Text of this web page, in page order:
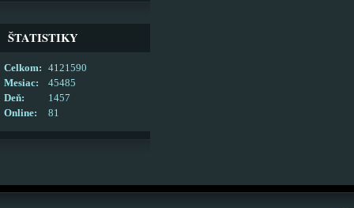
ŠTATISTIKY
Online: 81
Celkom:
4121590
Mesiac:
45485
Deň:
1457